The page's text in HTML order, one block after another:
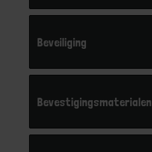
Beveiliging
Bevestigingsmaterialen